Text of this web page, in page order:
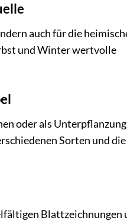
auch für die
und Winter wertvolle
oder als
Sorten und die
Blattzeichnungen